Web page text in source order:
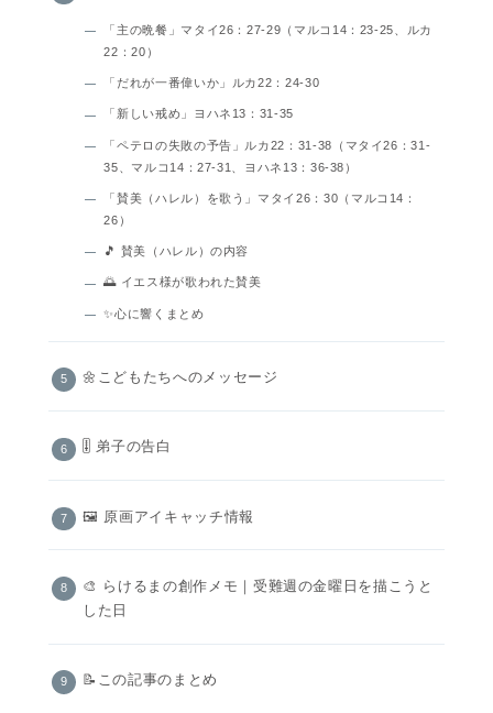
「主の晩餐」マタイ26：27-29（マルコ14：23-25、ルカ
22：20）
「だれが一番偉いか」ルカ22：24-30
「新しい戒め」ヨハネ13：31-35
「ペテロの失敗の予告」ルカ22：31-38（マタイ26：31-
35、マルコ14：27-31、ヨハネ13：36-38）
「賛美（ハレル）を歌う」マタイ26：30（マルコ14：
26）
🎵 賛美（ハレル）の内容
🌅 イエス様が歌われた賛美
✨心に響くまとめ
🌼こどもたちへのメッセージ
🎚️ 弟子の告白
🖼 原画アイキャッチ情報
🎨 らけるまの創作メモ｜受難週の金曜日を描こうと
した日
📝この記事のまとめ